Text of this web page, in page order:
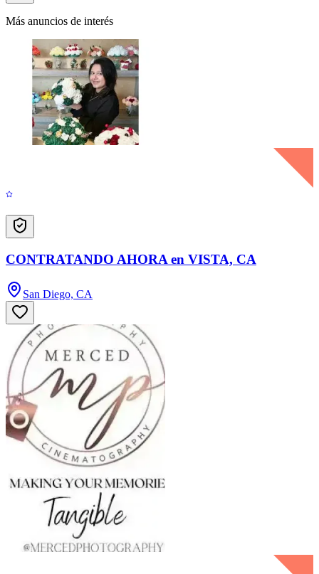
Más anuncios de interés
CONTRATANDO AHORA en VISTA, CA
San Diego, CA